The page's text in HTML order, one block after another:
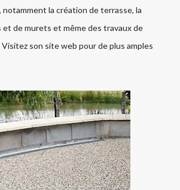
notamment la création de terrasse, la
de murets et même des travaux de
son site web pour de plus amples